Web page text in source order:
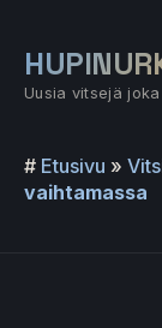
sisältöön
Uusia vitsejä
# Etusivu »
vaihtamassa